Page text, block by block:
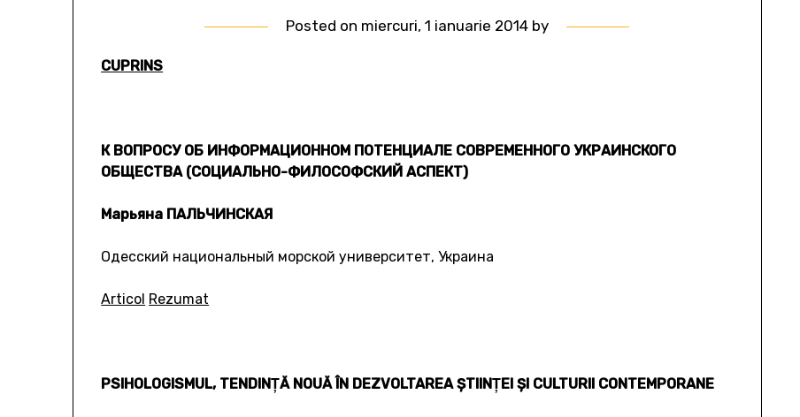
Posted on miercuri, 1 ianuarie 2014by
CUPRINS
К ВОПРОСУ ОБ ИНФОРМАЦИОННОМ ПОТЕНЦИАЛЕ СОВРЕМЕННОГО УКРАИНСКОГО
ОБЩЕСТВА (СОЦИАЛЬНО-ФИЛОСОФСКИЙ АСПЕКТ)
Марьяна ПАЛЬЧИНСКАЯ
Одесский национальный морской университет, Украина
Articol Rezumat
PSIHOLOGISMUL, TENDINŢĂ NOUĂ ÎN DEZVOLTAREA ŞTIINŢEI ŞI CULTURII CONTEMPORANE